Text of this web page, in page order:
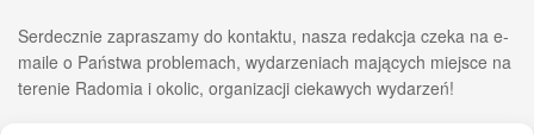
Serdecznie zapraszamy do kontaktu, nasza redakcja czeka na e-
maile o Państwa problemach, wydarzeniach mających miejsce na
terenie Radomia i okolic, organizacji ciekawych wydarzeń!